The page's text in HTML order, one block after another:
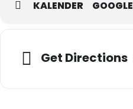
KALENDER
Get Directions